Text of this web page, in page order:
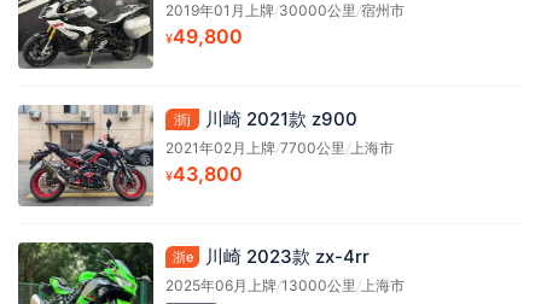
2019年01月上牌/30000公里/宿州市
¥49,800
浙j 川崎 2021款 z900
2021年02月上牌/7700公里/上海市
¥43,800
浙e 川崎 2023款 zx-4rr
2025年06月上牌/13000公里/上海市